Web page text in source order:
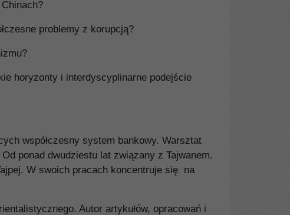
problemy z korupcją?
horyzonty i interdyscyplinarne podejście
współczesny system bankowy. Warsztat
ponad dwudziestu lat związany z Tajwanem.
W swoich pracach koncentruje się na
Autor artykułów, opracowań i